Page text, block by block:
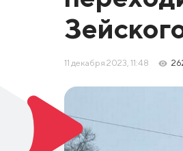
11 декабря 2023, 11:48